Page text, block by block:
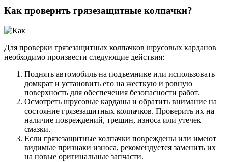
Как проверить грязезащитные колпачки?
Для проверки грязезащитных колпачков шрусовых карданов
необходимо произвести следующие действия:
Поднять автомобиль на подъемнике или использовать
домкрат и установить его на жесткую и ровную
поверхность для обеспечения безопасности работ.
Осмотреть шрусовые карданы и обратить внимание на
состояние грязезащитных колпачков. Проверить их на
наличие повреждений, трещин, износа или утечек
смазки.
Если грязезащитные колпачки повреждены или имеют
видимые признаки износа, рекомендуется заменить их
на новые оригинальные запчасти.